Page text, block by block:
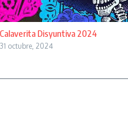
Calaverita Disyuntiva 2024
31 octubre, 2024